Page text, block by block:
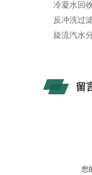
冷凝水回
反冲洗过
旋流汽水
留
您